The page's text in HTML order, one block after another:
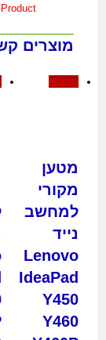
מוצרים
מבצע!
מטען
מקורי
למחשב
נייד
Lenovo
IdeaPad
Y450
Y460